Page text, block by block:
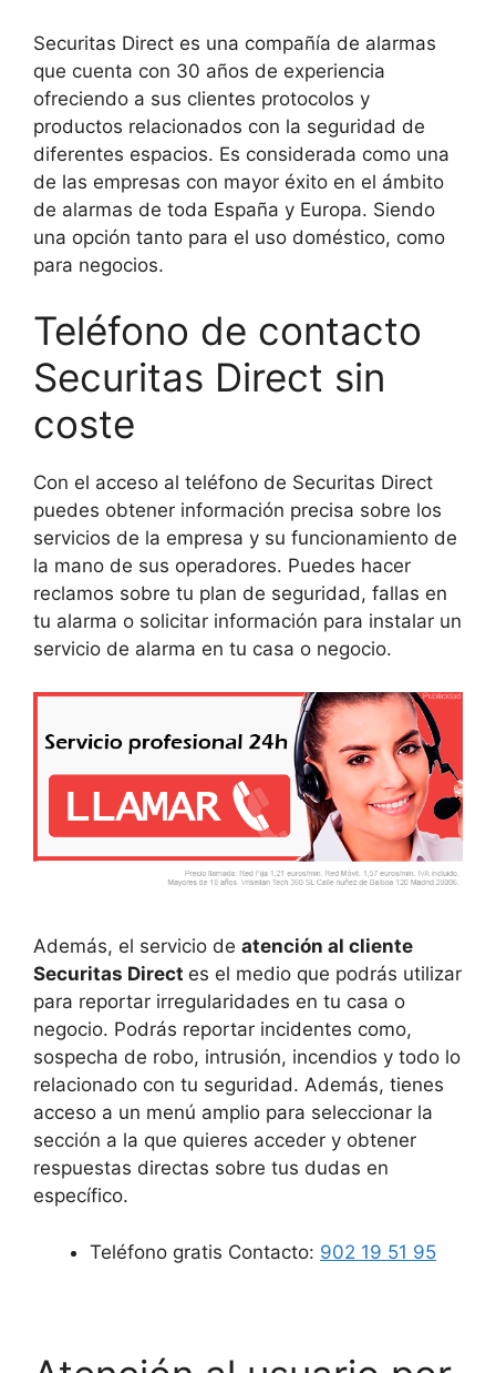
Securitas Direct es una compañía de alarmas
que cuenta con 30 años de experiencia
ofreciendo a sus clientes protocolos y
productos relacionados con la seguridad de
diferentes espacios. Es considerada como una
de las empresas con mayor éxito en el ámbito
de alarmas de toda España y Europa. Siendo
una opción tanto para el uso doméstico, como
para negocios.
Teléfono de contacto
Securitas Direct sin
coste
Con el acceso al teléfono de Securitas Direct
puedes obtener información precisa sobre los
servicios de la empresa y su funcionamiento de
la mano de sus operadores. Puedes hacer
reclamos sobre tu plan de seguridad, fallas en
tu alarma o solicitar información para instalar un
servicio de alarma en tu casa o negocio.
Además, el servicio de atención al cliente
Securitas Direct es el medio que podrás utilizar
para reportar irregularidades en tu casa o
negocio. Podrás reportar incidentes como,
sospecha de robo, intrusión, incendios y todo lo
relacionado con tu seguridad. Además, tienes
acceso a un menú amplio para seleccionar la
sección a la que quieres acceder y obtener
respuestas directas sobre tus dudas en
específico.
Teléfono gratis Contacto: 902 19 51 95